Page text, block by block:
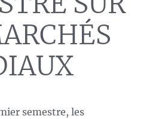
semestre, les